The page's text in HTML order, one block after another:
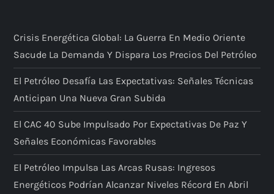
Crisis Energética Global: La Guerra En Medio Oriente
Sacude La Demanda Y Dispara Los Precios Del Petróleo
El Petróleo Desafía Las Expectativas: Señales Técnicas
Anticipan Una Nueva Gran Subida
El CAC 40 Sube Impulsado Por Expectativas De Paz Y
Señales Económicas Favorables
El Petróleo Impulsa Las Arcas Rusas: Ingresos
Energéticos Podrían Alcanzar Niveles Récord En Abril